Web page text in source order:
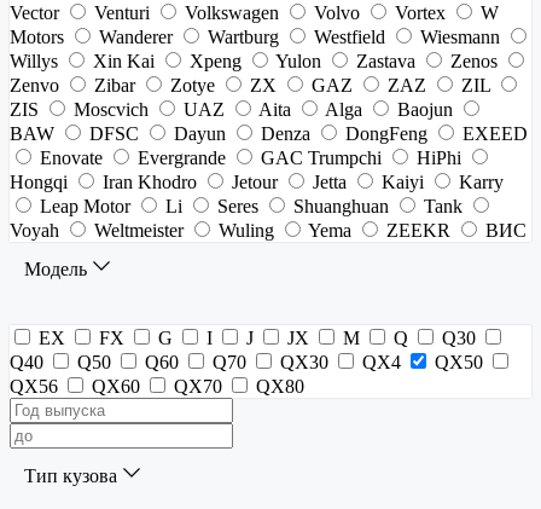
Vector
Venturi Volkswagen Volvo Vortex
W
Motors
Wanderer Wartburg Westfield
Wiesmann
Willys
Xin Kai Xpeng Yulon Zastava
Zenos
Zenvo
Zibar Zotye ZX GAZ ZAZ
ZIL
ZIS
Moscvich UAZ Aita Alga
Baojun
BAW
DFSC Dayun Denza DongFeng
EXEED
Enovate
Evergrande GAC Trumpchi
HiPhi
Hongqi
Iran Khodro Jetour Jetta Kaiyi
Karry
Leap Motor
Li Seres Shuanghuan
Tank
Voyah
Weltmeister Wuling Yema ZEEKR
ВИС
Модель
EX FX G I J JX M Q
Q30
Q40
Q50 Q60 Q70 QX30 QX4
QX50
QX56
QX60 QX70 QX80
Тип кузова